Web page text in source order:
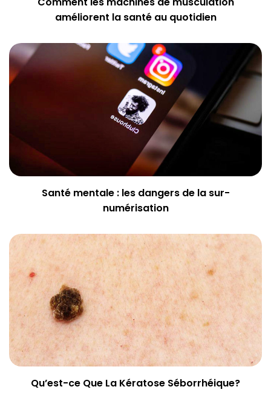
améliorent la santé au quotidien
Santé mentale : les dangers de la sur-
numérisation
Qu’est-ce Que La Kératose Séborrhéique?